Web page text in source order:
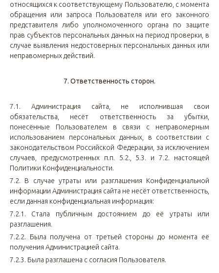
относящихся к соответствующему Пользователю, с момента
обращения или запроса Пользователя или его законного
представителя либо уполномоченного органа по защите
прав субъектов персональных данных на период проверки, в
случае выявления недостоверных персональных данных или
неправомерных действий.
7. Ответственность сторон.
7.1. Администрация сайта, не исполнившая свои
обязательства, несёт ответственность за убытки,
понесённые Пользователем в связи с неправомерным
использованием персональных данных, в соответствии с
законодательством Российской Федерации, за исключением
случаев, предусмотренных п.п. 5.2., 5.3. и 7.2. настоящей
Политики Конфиденциальности.
7.2. В случае утраты или разглашения Конфиденциальной
информации Администрация сайта не несёт ответственность,
если данная конфиденциальная информация:
7.2.1. Стала публичным достоянием до её утраты или
разглашения.
7.2.2. Была получена от третьей стороны до момента её
получения Администрацией сайта.
7.2.3. Была разглашена с согласия Пользователя.